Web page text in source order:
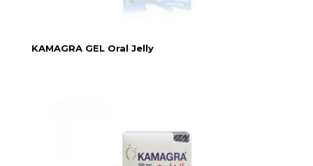
KAMAGRA GEL Oral Jelly